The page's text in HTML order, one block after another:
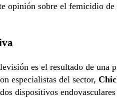
opinión sobre el femicidio de
es el resultado de una
especialistas del sector,
dispositivos